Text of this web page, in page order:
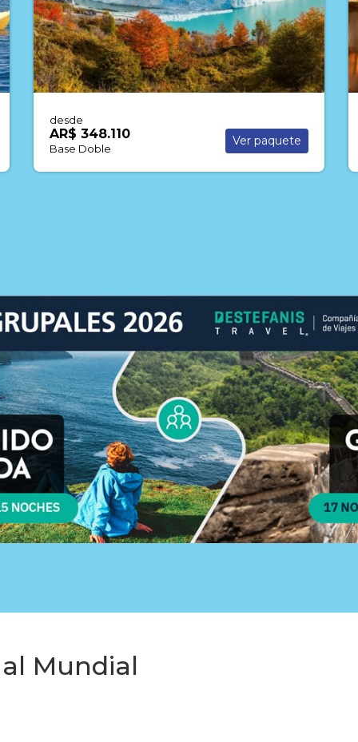
desde
AR$ 448.810
Base Doble
Ver paquete
Mundial